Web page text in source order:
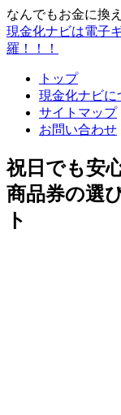
なんでもお金に換
現金化ナビは電子
羅！！！
トップ
現金化ナビに
サイトマップ
お問い合わせ
祝日でも安
商品券の選
ト